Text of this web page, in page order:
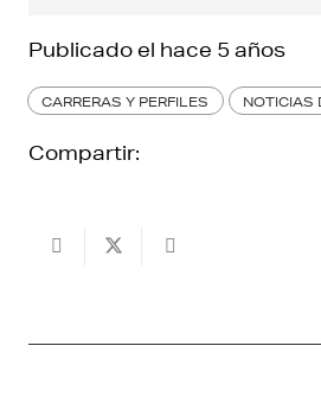
Publicado el hace 5 años
CARRERAS Y PERFILES NOTICIAS
Compartir: